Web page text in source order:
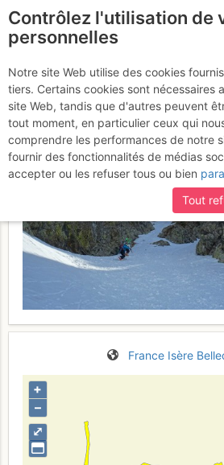
certaines pages ne sont plus
incomplètes, déconnectez-vous puis
compte sur le site.
Pas des
Couloir NW
Samedi
France Isère
⤢
+
–
Contrôlez l'utilisation de
personnelles
Notre site Web utilise des cookies
tiers. Certains cookies sont nécessaires
site Web, tandis que d'autres peuvent
tout moment, en particulier ceux qui
comprendre les performances de notre
fournir des fonctionnalités de médias
accepter ou les refuser tous ou bien
Tout